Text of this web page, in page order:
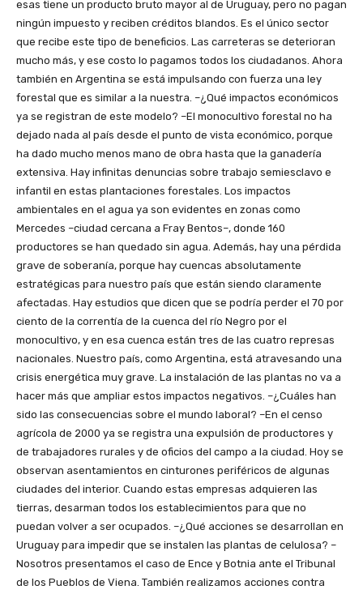
esas tiene un producto bruto mayor al de Uruguay, pero no pagan
ningún impuesto y reciben créditos blandos. Es el único sector
que recibe este tipo de beneficios. Las carreteras se deterioran
mucho más, y ese costo lo pagamos todos los ciudadanos. Ahora
también en Argentina se está impulsando con fuerza una ley
forestal que es similar a la nuestra. –¿Qué impactos económicos
ya se registran de este modelo? –El monocultivo forestal no ha
dejado nada al país desde el punto de vista económico, porque
ha dado mucho menos mano de obra hasta que la ganadería
extensiva. Hay infinitas denuncias sobre trabajo semiesclavo e
infantil en estas plantaciones forestales. Los impactos
ambientales en el agua ya son evidentes en zonas como
Mercedes –ciudad cercana a Fray Bentos–, donde 160
productores se han quedado sin agua. Además, hay una pérdida
grave de soberanía, porque hay cuencas absolutamente
estratégicas para nuestro país que están siendo claramente
afectadas. Hay estudios que dicen que se podría perder el 70 por
ciento de la correntía de la cuenca del río Negro por el
monocultivo, y en esa cuenca están tres de las cuatro represas
nacionales. Nuestro país, como Argentina, está atravesando una
crisis energética muy grave. La instalación de las plantas no va a
hacer más que ampliar estos impactos negativos. –¿Cuáles han
sido las consecuencias sobre el mundo laboral? –En el censo
agrícola de 2000 ya se registra una expulsión de productores y
de trabajadores rurales y de oficios del campo a la ciudad. Hoy se
observan asentamientos en cinturones periféricos de algunas
ciudades del interior. Cuando estas empresas adquieren las
tierras, desarman todos los establecimientos para que no
puedan volver a ser ocupados. –¿Qué acciones se desarrollan en
Uruguay para impedir que se instalen las plantas de celulosa? –
Nosotros presentamos el caso de Ence y Botnia ante el Tribunal
de los Pueblos de Viena. También realizamos acciones contra